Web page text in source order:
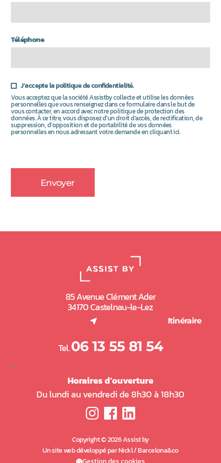
Téléphone
J’accepte la politique de confidentialité.
Vous acceptez que la société Assistby collecte et utilise les données
personnelles que vous renseignez dans ce formulaire dans le but de
vous contacter, en accord avec notre politique de protection des
données. À ce titre, vous disposez d’un droit d’accès, de rectification, de
suppression, d’opposition et de portabilité de vos données
personnelles en nous adressant votre demande en cliquant ici.
85 Avenue Clément Ader
34170 Castelnau-le-Lez
Itinéraire
Tel.06 13 55 81 54
Horaires d’ouverture
Du lundi au vendredi de 8h30 à 18h30
Copyright © 2026 Assist by
Un site web développé par Nickl / Barcelona&co
(nouvel onglet)